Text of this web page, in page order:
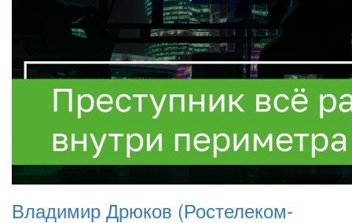
Владимир Дрюков (Ростелеком-